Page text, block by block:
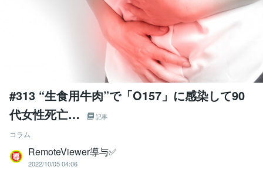
#313 “生食用牛肉”で「O157」に感染して90
代女性死亡…
記事
コラム
RemoteViewer導与✅
2022/10/05 04:06